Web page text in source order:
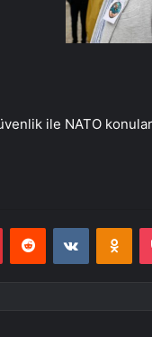
ile NATO
PinterestReddit VKontakte